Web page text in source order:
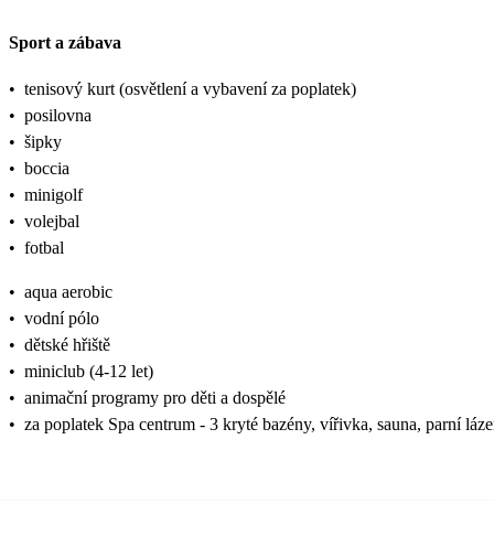
Sport a zábava
• tenisový kurt (osvětlení a vybavení za poplatek)
• posilovna
• šipky
• boccia
• minigolf
• volejbal
• fotbal
• aqua aerobic
• vodní pólo
• dětské hřiště
• miniclub (4-12 let)
• animační programy pro děti a dospělé
• za poplatek Spa centrum - 3 kryté bazény, vířivka, sauna, parní